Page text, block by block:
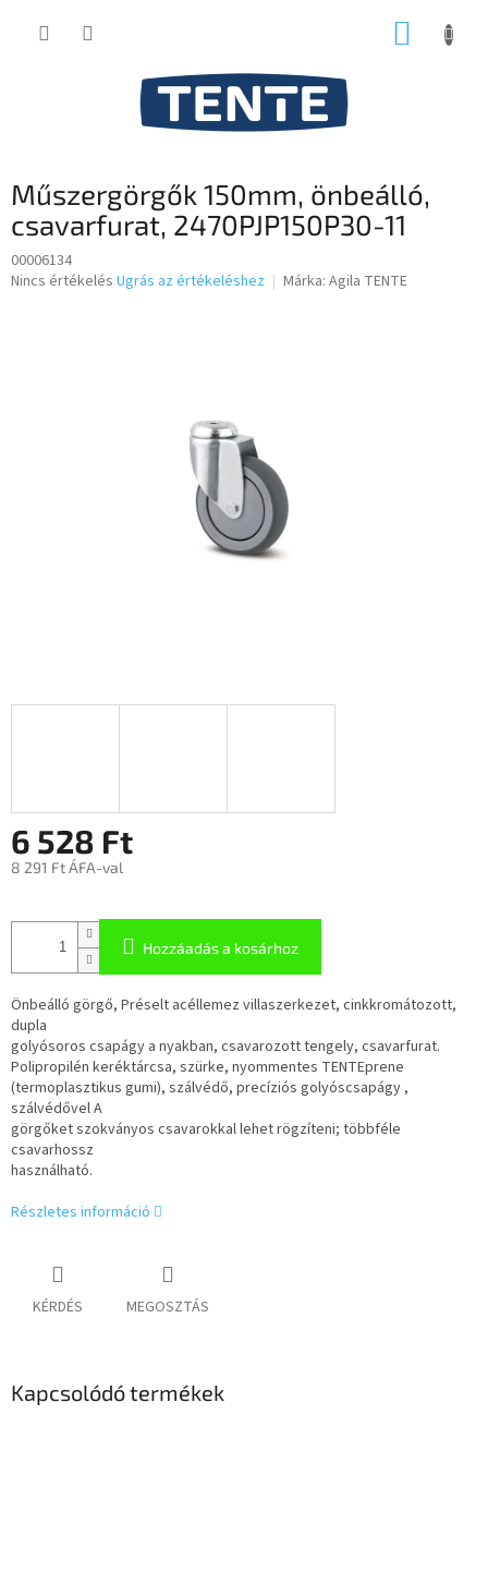
KOSÁR
Műszergörgők 150mm, önbeálló,
csavarfurat, 2470PJP150P30-11
00006134
A
Nincs értékelés Ugrás az értékeléshez Márka: Agila TENTE
6 528 Ft
8 291 Ft ÁFA-val
Hozzáadás a kosárhoz
Önbeálló görgő, Préselt acéllemez villaszerkezet, cinkkromátozott,
dupla
golyósoros csapágy a nyakban, csavarozott tengely, csavarfurat.
Polipropilén keréktárcsa, szürke, nyommentes TENTEprene
(termoplasztikus gumi), szálvédő, precíziós golyóscsapágy ,
szálvédővel A
görgőket szokványos csavarokkal lehet rögzíteni; többféle
csavarhossz
használható.
Részletes információ
KÉRDÉS MEGOSZTÁS
Kapcsolódó termékek